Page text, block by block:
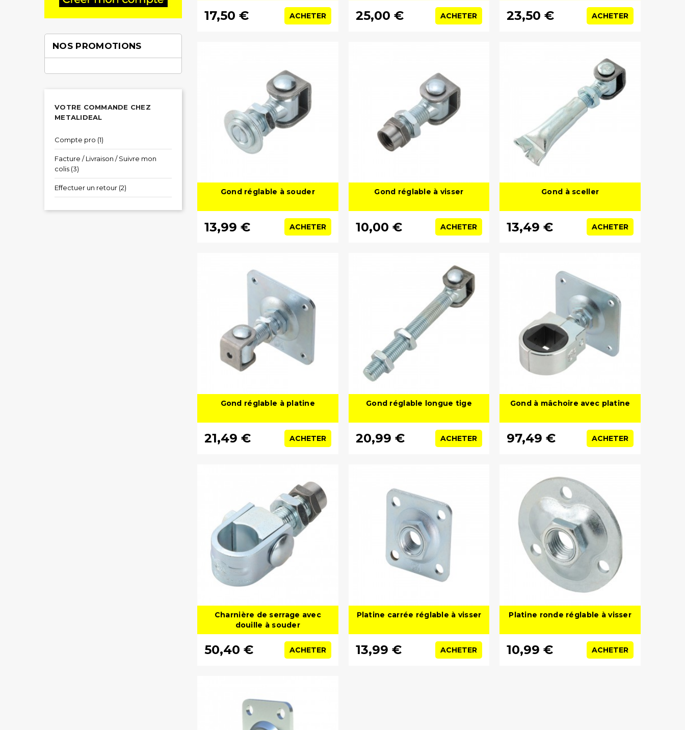
NOS PROMOTIONS
VOTRE COMMANDE CHEZ
METALIDEAL
Compte pro (1)
Facture / Livraison / Suivre mon
colis (3)
Effectuer un retour (2)
17,50 € ACHETER 25,00 € ACHETER 23,50 € ACHETER
Gond réglable à souder
13,99 € ACHETER
Gond réglable à visser
10,00 € ACHETER
Gond à sceller
13,49 € ACHETER
Gond réglable à platine
21,49 € ACHETER
Gond réglable longue tige
20,99 € ACHETER
Gond à mâchoire avec platine
97,49 € ACHETER
Charnière de serrage avec
douille à souder
50,40 € ACHETER
Platine carrée réglable à visser
13,99 € ACHETER
Platine ronde réglable à visser
10,99 € ACHETER